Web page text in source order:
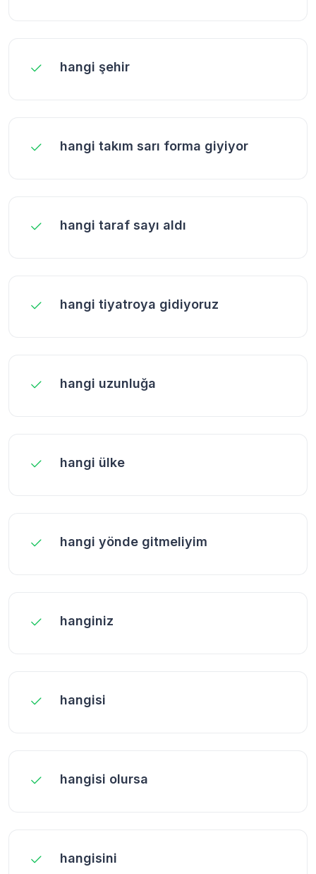
hangi şehir
hangi takım sarı forma giyiyor
hangi taraf sayı aldı
hangi tiyatroya gidiyoruz
hangi uzunluğa
hangi ülke
hangi yönde gitmeliyim
hanginiz
hangisi
hangisi olursa
hangisini